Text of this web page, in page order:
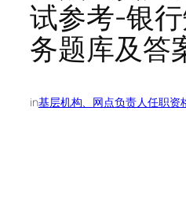
试参考-银
务题库及答
in基层机构、网点负责人任职资